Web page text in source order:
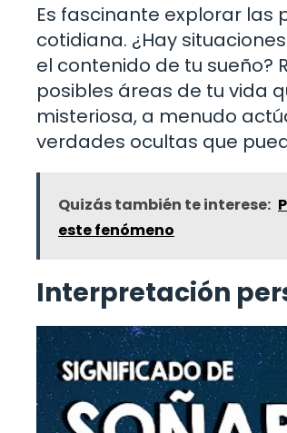
Es fascinante explorar las
cotidiana. ¿Hay
el contenido de tu sueño?
posibles áreas de tu vida
misteriosa, a menudo
verdades ocultas que
Quizás también te interese:
este fenómeno
Interpretación